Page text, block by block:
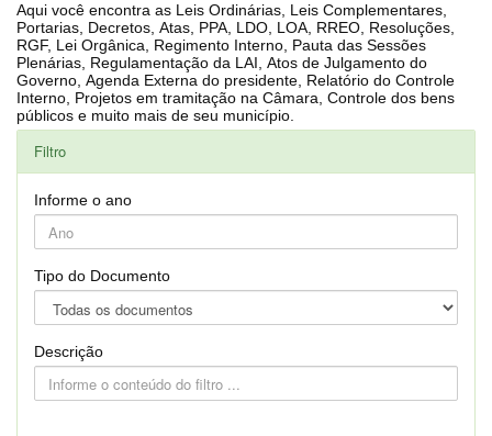
Aqui você encontra as Leis Ordinárias, Leis Complementares,
Portarias, Decretos, Atas, PPA, LDO, LOA, RREO, Resoluções,
RGF, Lei Orgânica, Regimento Interno, Pauta das Sessões
Plenárias, Regulamentação da LAI, Atos de Julgamento do
Governo, Agenda Externa do presidente, Relatório do Controle
Interno, Projetos em tramitação na Câmara, Controle dos bens
públicos e muito mais de seu município.
Filtro
Informe o ano
Tipo do Documento
Descrição